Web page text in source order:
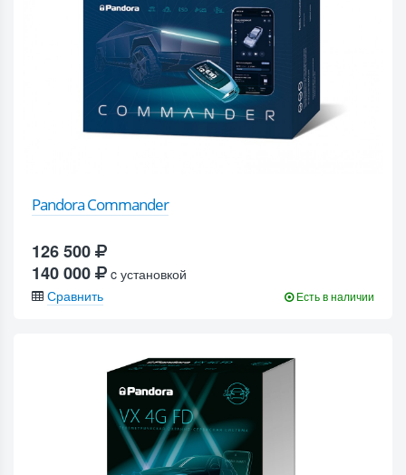
Pandora Commander
126 500
140 000
c установкой
Сравнить
Есть в наличии